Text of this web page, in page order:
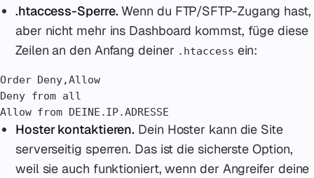
.htaccess-Sperre. Wenn du FTP/SFTP-Zugang hast,
aber nicht mehr ins Dashboard kommst, füge diese
Zeilen an den Anfang deiner .htaccess ein:
Order Deny,Allow
Deny from all
Allow from DEINE.IP.ADRESSE
Hoster kontaktieren. Dein Hoster kann die Site
serverseitig sperren. Das ist die sicherste Option,
weil sie auch funktioniert, wenn der Angreifer deine